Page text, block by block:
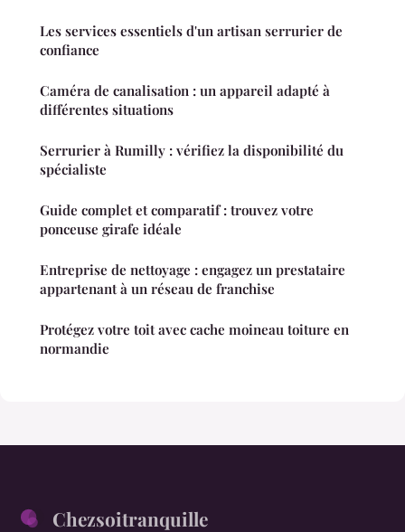
Les services essentiels d'un artisan serrurier de
confiance
Caméra de canalisation : un appareil adapté à
différentes situations
Serrurier à Rumilly : vérifiez la disponibilité du
spécialiste
Guide complet et comparatif : trouvez votre
ponceuse girafe idéale
Entreprise de nettoyage : engagez un prestataire
appartenant à un réseau de franchise
Protégez votre toit avec cache moineau toiture en
normandie
Chezsoitranquille